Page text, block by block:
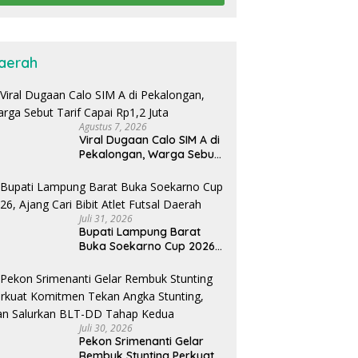
Agustus 7, 2026
Viral Dugaan Calo SIM A di
Pekalongan, Warga Sebut
Juli 31, 2026
Bupati Lampung Barat
Buka Soekarno Cup 2026,
Daerah
Juli 30, 2026
Pekon Srimenanti Gelar